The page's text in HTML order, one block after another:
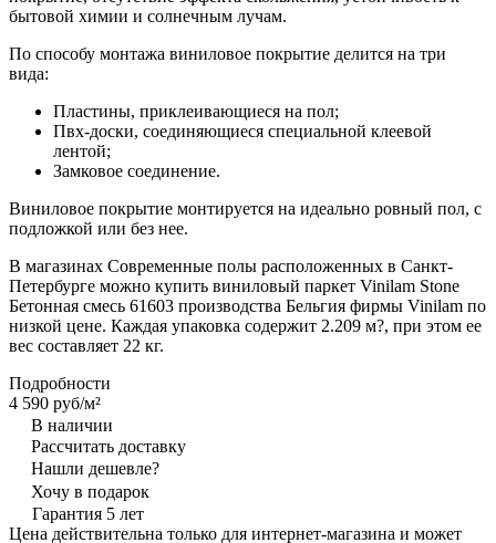
бытовой химии и солнечным лучам.
По способу монтажа виниловое покрытие делится на три
вида:
Пластины, приклеивающиеся на пол;
Пвх-доски, соединяющиеся специальной клеевой
лентой;
Замковое соединение.
Виниловое покрытие монтируется на идеально ровный пол, с
подложкой или без нее.
В магазинах Современные полы расположенных в Санкт-
Петербурге можно купить виниловый паркет Vinilam Stone
Бетонная смесь 61603 производства Бельгия фирмы Vinilam по
низкой цене. Каждая упаковка содержит 2.209 м?, при этом ее
вес составляет 22 кг.
Подробности
4 590 руб/м²
В наличии
Рассчитать доставку
Нашли дешевле?
Хочу в подарок
Гарантия 5 лет
Цена действительна только для интернет-магазина и может